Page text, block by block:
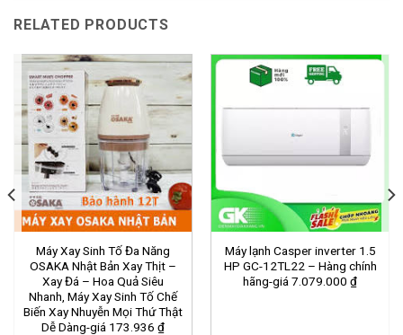
RELATED PRODUCTS
Máy Xay Sinh Tố Đa Năng
OSAKA Nhật Bản Xay Thịt –
Xay Đá – Hoa Quả Siêu
Nhanh, Máy Xay Sinh Tố Chế
Biến Xay Nhuyễn Mọi Thứ Thật
Dễ Dàng-giá 173.936 ₫
Máy lạnh Casper inverter 1.5
HP GC-12TL22 – Hàng chính
hãng-giá 7.079.000 ₫